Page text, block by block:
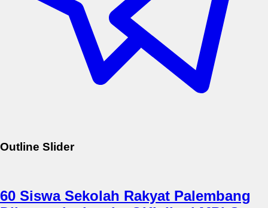
Outline Slider
60 Siswa Sekolah Rakyat Palembang